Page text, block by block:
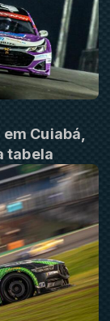
Cuiabá,
tabela